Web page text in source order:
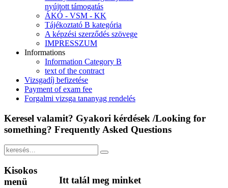
nyújtott támogatás
ÁKÓ - VSM - KK
Tájékoztató B kategória
A képzési szerződés szövege
IMPRESSZUM
Informations
Information Category B
text of the contract
Vizsgadíj befizetése
Payment of exam fee
Forgalmi vizsga tananyag rendelés
Keresel valamit? Gyakori kérdések /Looking for
something? Frequently Asked Questions
Itt talál meg minket
Kisokos
menü